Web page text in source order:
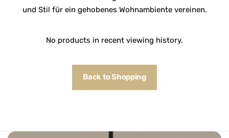
und Stil für ein gehobenes Wohnambiente vereinen.
No products in recent viewing history.
Back to Shopping